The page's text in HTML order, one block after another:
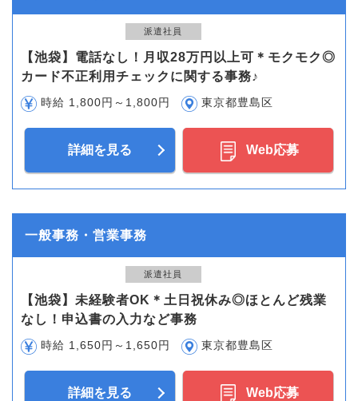
派遣社員
【池袋】電話なし！月収28万円以上可＊モクモク◎
カード不正利用チェックに関する事務♪
時給 1,800円～1,800円 東京都豊島区
詳細を見る Web応募
一般事務・営業事務
派遣社員
【池袋】未経験者OK＊土日祝休み◎ほとんど残業
なし！申込書の入力など事務
時給 1,650円～1,650円 東京都豊島区
詳細を見る Web応募